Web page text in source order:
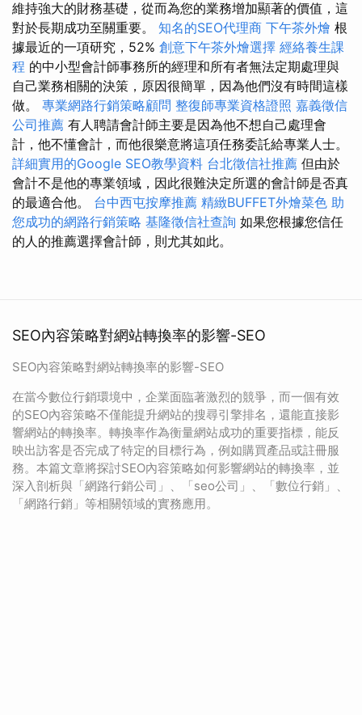
維持強大的財務基礎，從而為您的業務增加顯著的價值，這
對於長期成功至關重要。 知名的SEO代理商 下午茶外燴 根
據最近的一項研究，52% 創意下午茶外燴選擇 經絡養生課
程 的中小型會計師事務所的經理和所有者無法定期處理與
自己業務相關的決策，原因很簡單，因為他們沒有時間這樣
做。 專業網路行銷策略顧問 整復師專業資格證照 嘉義徵信
公司推薦 有人聘請會計師主要是因為他不想自己處理會
計，他不懂會計，而他很樂意將這項任務委託給專業人士。
詳細實用的Google SEO教學資料 台北徵信社推薦 但由於
會計不是他的專業領域，因此很難決定所選的會計師是否真
的最適合他。 台中西屯按摩推薦 精緻BUFFET外燴菜色 助
您成功的網路行銷策略 基隆徵信社查詢 如果您根據您信任
的人的推薦選擇會計師，則尤其如此。
SEO內容策略對網站轉換率的影響-SEO
SEO內容策略對網站轉換率的影響-SEO
在當今數位行銷環境中，企業面臨著激烈的競爭，而一個有效
的SEO內容策略不僅能提升網站的搜尋引擎排名，還能直接影
響網站的轉換率。轉換率作為衡量網站成功的重要指標，能反
映出訪客是否完成了特定的目標行為，例如購買產品或註冊服
務。本篇文章將探討SEO內容策略如何影響網站的轉換率，並
深入剖析與「網路行銷公司」、「seo公司」、「數位行銷」、
「網路行銷」等相關領域的實務應用。